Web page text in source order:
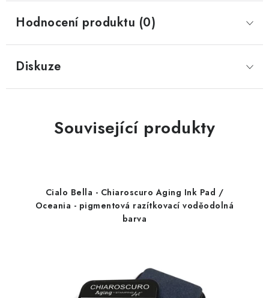
Hodnocení produktu (0)
Diskuze
Související produkty
Cialo Bella - Chiaroscuro Aging Ink Pad /
Oceania - pigmentová razítkovací voděodolná
barva